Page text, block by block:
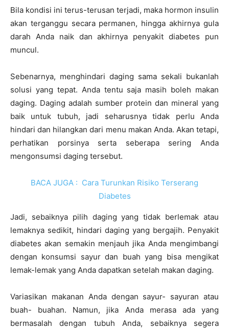
Bila kondisi ini terus-terusan terjadi, maka hormon insulin
akan terganggu secara permanen, hingga akhirnya gula
darah Anda naik dan akhirnya penyakit diabetes pun
muncul.
Sebenarnya, menghindari daging sama sekali bukanlah
solusi yang tepat. Anda tentu saja masih boleh makan
daging. Daging adalah sumber protein dan mineral yang
baik untuk tubuh, jadi seharusnya tidak perlu Anda
hindari dan hilangkan dari menu makan Anda. Akan tetapi,
perhatikan porsinya serta seberapa sering Anda
mengonsumsi daging tersebut.
BACA JUGA : Cara Turunkan Risiko Terserang
Diabetes
Jadi, sebaiknya pilih daging yang tidak berlemak atau
lemaknya sedikit, hindari daging yang bergajih. Penyakit
diabetes akan semakin menjauh jika Anda mengimbangi
dengan konsumsi sayur dan buah yang bisa mengikat
lemak-lemak yang Anda dapatkan setelah makan daging.
Variasikan makanan Anda dengan sayur- sayuran atau
buah- buahan. Namun, jika Anda merasa ada yang
bermasalah dengan tubuh Anda, sebaiknya segera